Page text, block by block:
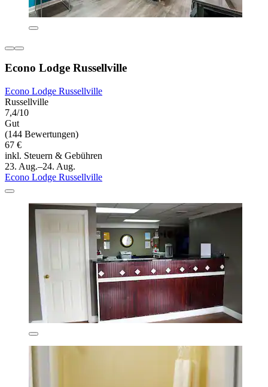
Econo Lodge Russellville
Econo Lodge Russellville
Russellville
7,4/10
Gut
(144 Bewertungen)
67 €
inkl. Steuern & Gebühren
23. Aug.–24. Aug.
Econo Lodge Russellville